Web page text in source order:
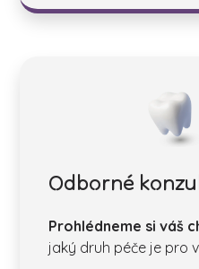
Odborné
Prohlédneme si váš
jaký druh péče je pro